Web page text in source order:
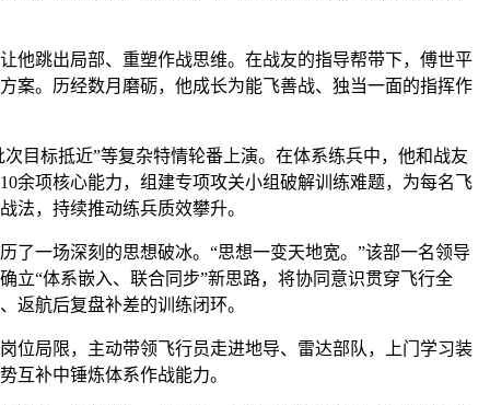
他跳出局部、重塑作战思维。在战友的指导帮带下，傅世平
案。历经数月磨砺，他成长为能飞善战、独当一面的指挥作
目标抵近”等复杂特情轮番上演。在体系练兵中，他和战友
余项核心能力，组建专项攻关小组破解训练难题，为每名飞
法，持续推动练兵质效攀升。
了一场深刻的思想破冰。“思想一变天地宽。”该部一名领导
立“体系嵌入、联合同步”新思路，将协同意识贯穿飞行全
返航后复盘补差的训练闭环。
位局限，主动带领飞行员走进地导、雷达部队，上门学习装
互补中锤炼体系作战能力。